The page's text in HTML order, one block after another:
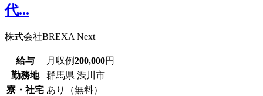
代...
株式会社BREXA Next
給与 月収例200,000円
勤務地
群馬県 渋川市
寮・社宅 あり（無料）